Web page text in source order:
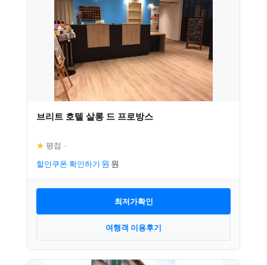
브리트 호텔 살롱 드 프로방스
★ 평점 –
할인쿠폰 확인하기
최저가확인
여행객 이용후기